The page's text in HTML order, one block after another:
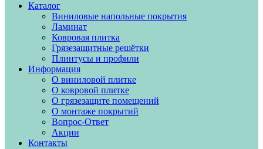
Каталог
Виниловые напольные покрытия
Ламинат
Ковровая плитка
Грязезащитные решётки
Плинтусы и профили
Информация
О виниловой плитке
О ковровой плитке
О грязезащите помещений
О монтаже покрытий
Вопрос-Ответ
Акции
Контакты